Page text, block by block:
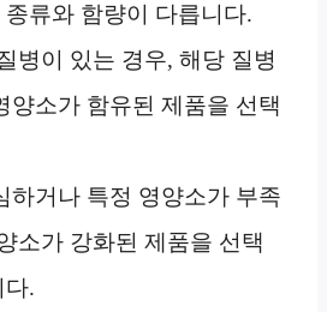
류와 함량이 다릅니다.
병이 있는 경우, 해당 질병
양소가 함유된 제품을 선택
하거나 특정 영양소가 부족
소가 강화된 제품을 선택
다.